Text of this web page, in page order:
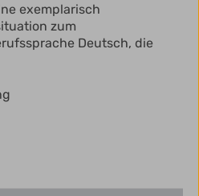
exemplarisch
zum
Deutsch, die